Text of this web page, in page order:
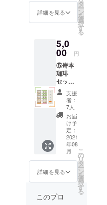
28mm
（個包
後に利
用でき
なクー
ポン
コード
を同梱
発送い
たしま
す。
1,100円
込み）
1個あた
ズ：
90mm×
90mm×
28mm
（個包
装） ※
通常販
売開始
後に利
用でき
るお得
なクー
ポン
コード
を同梱
発送い
たしま
詳細を見る
タ
ー
ン
を
選
択
す
る
5,0
00 円
⑤嵜本
珈琲
セット
・五穀
とくる
み 4個
・いち
ごとピ
スタチ
オ 4個
・嵜本
珈琲ド
リップ
バッ
グ 4個
円
（送料
支援
者：
7人
お届
け予
定：
2021
年08
月
詳細を見る
こ
の
リ
タ
ー
ン
を
選
択
す
る
このプロ